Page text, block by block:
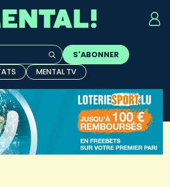
l'auto-complétion sont
S'ABONNER
MENTAL TV